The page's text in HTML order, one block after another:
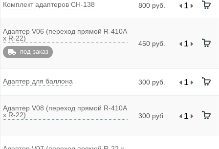
Комплект адаптеров CH-138 800 руб.
Адаптер V06 (переход прямой R-410A
x R-22)
под заказ
450 руб.
Адаптер для баллона 300 руб.
Адаптер V08 (переход прямой R-410А
x R-22)
300 руб.